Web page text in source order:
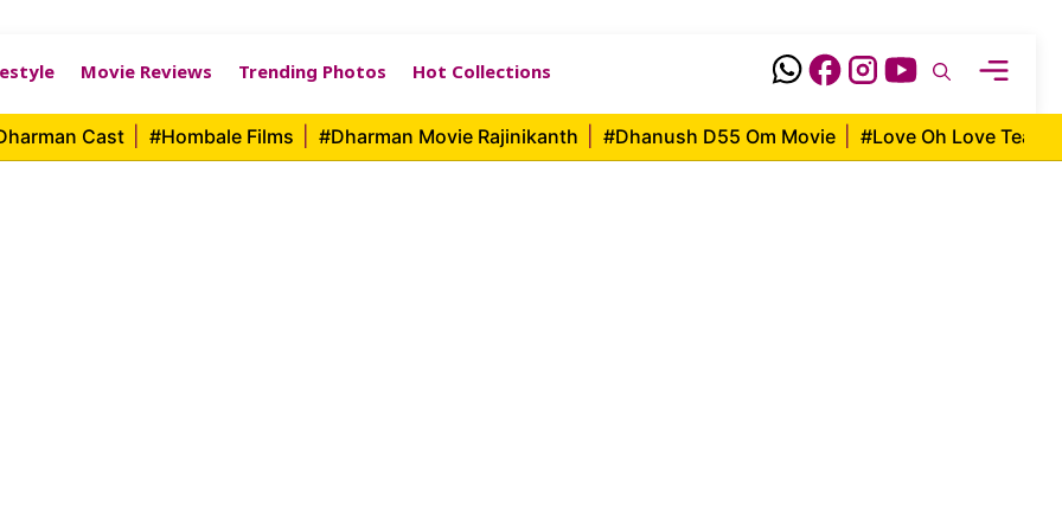
Movie Reviews Trending Photos Hot Collections
Cast #Hombale Films #Dharman Movie Rajinikanth #Dhanush D55 Om Movie #Love Oh Love